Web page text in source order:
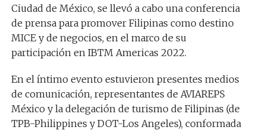
Ciudad de México, se llevó a cabo una conferencia
de prensa para promover Filipinas como destino
MICE y de negocios, en el marco de su
participación en IBTM Americas 2022.
En el íntimo evento estuvieron presentes medios
de comunicación, representantes de AVIAREPS
México y la delegación de turismo de Filipinas (de
TPB-Philippines y DOT-Los Angeles), conformada